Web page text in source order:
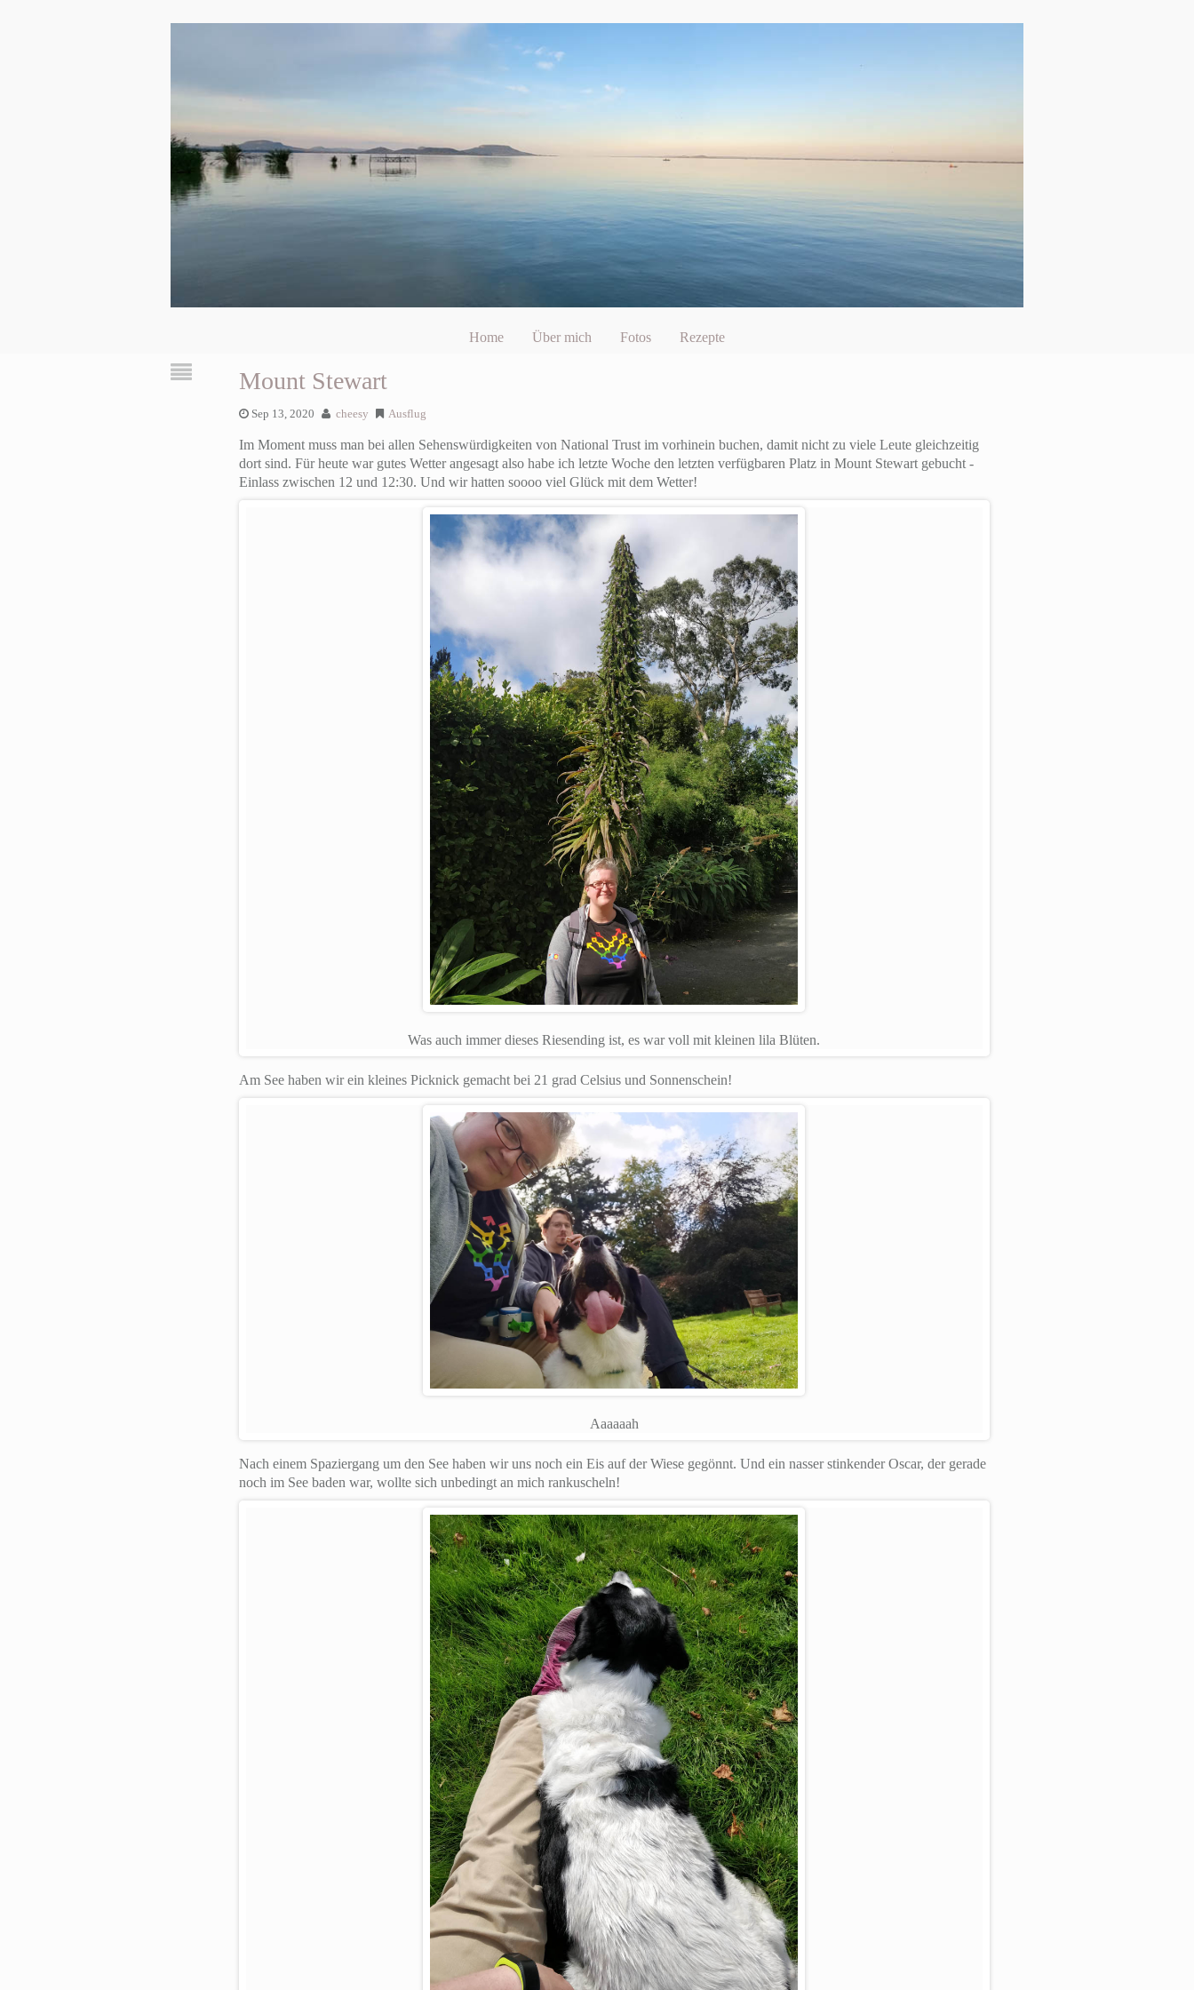
Home Über mich Fotos Rezepte
Mount Stewart
Sep 13, 2020 cheesy Ausflug
Im Moment muss man bei allen Sehenswürdigkeiten von National Trust im vorhinein buchen, damit nicht zu viele Leute gleichzeitig
dort sind. Für heute war gutes Wetter angesagt also habe ich letzte Woche den letzten verfügbaren Platz in Mount Stewart gebucht -
Einlass zwischen 12 und 12:30. Und wir hatten soooo viel Glück mit dem Wetter!
Was auch immer dieses Riesending ist, es war voll mit kleinen lila Blüten.
Am See haben wir ein kleines Picknick gemacht bei 21 grad Celsius und Sonnenschein!
Aaaaaah
Nach einem Spaziergang um den See haben wir uns noch ein Eis auf der Wiese gegönnt. Und ein nasser stinkender Oscar, der gerade
noch im See baden war, wollte sich unbedingt an mich rankuscheln!